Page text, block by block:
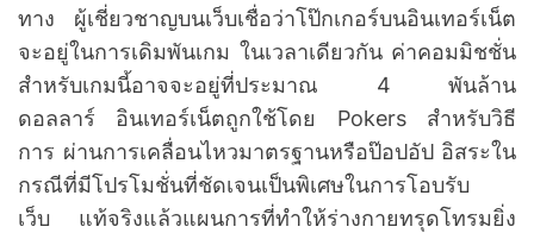
ทาง ผู้เชี่ยวชาญบนเว็บเชื่อว่าโป๊กเกอร์บนอินเทอร์เน็ต
จะอยู่ในการเดิมพันเกม ในเวลาเดียวกัน ค่าคอมมิชชั่น
สำหรับเกมนี้อาจจะอยู่ที่ประมาณ 4 พันล้าน
ดอลลาร์ อินเทอร์เน็ตถูกใช้โดย Pokers สำหรับวิธี
การ ผ่านการเคลื่อนไหวมาตรฐานหรือป๊อปอัป อิสระใน
กรณีที่มีโปรโมชั่นที่ชัดเจนเป็นพิเศษในการโอบรับ
เว็บ แท้จริงแล้วแผนการที่ทำให้ร่างกายทรุดโทรมยิ่ง